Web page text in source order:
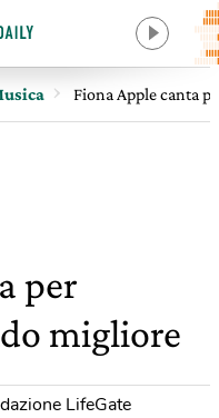
Fiona Apple canta
per
migliore
LifeGate